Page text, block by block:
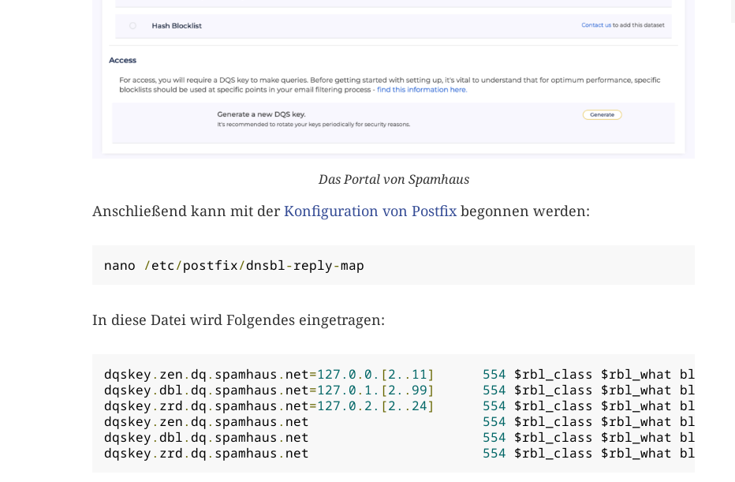
Das Portal von Spamhaus
Anschließend kann mit derKonfiguration von Postfixbegonnen werden:
nano /etc/postfix/dnsbl-reply-map
In diese Datei wird Folgendes eingetragen:
dqskey. zen.dq. spamhaus . net=127.0. 0. [2. . 11] 554 $rbl_class $rbl_what blocked
dqskey.dbl.dq. spamhaus . net=127.0. 1. [2. . 99] 554 $rbl_class $rbl_what blocked
dqskey. zrd.dq. spamhaus . net=127.0. 2. [2. . 24] 554 $rbl_class $rbl_what blocked
dqskey. zen.dq. spamhaus . 554 $rbl_class $rbl_what blocked
dqskey.dbl.dq. spamhaus . 554 $rbl_class $rbl_what blocked
dqskey. zrd.dq. spamhaus . 554 $rbl_class $rbl_what blocked